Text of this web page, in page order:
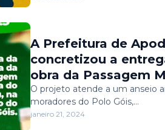
excelência se
sonhos se realizam.
construímos
sucesso! 📚🎓
A Prefeitura de
concretizou a
obra da Passagem
do Mulungu, situada
Região do Polo Góis.
realização foi
O projeto atende a um anseio
moradores do Polo Góis,…
janeiro 21, 2024